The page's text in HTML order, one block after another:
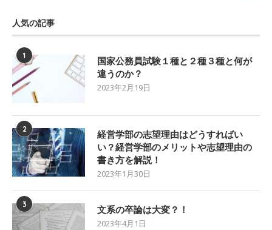
人気の記事
1
国家公務員試験１種と２種３種と何が
違うのか？
2023年2月19日
2
経営学部の志望理由はどうすればい
い？経営学部のメリットや志望理由の
書き方を解説！
2023年1月30日
3 文系の卒論は大変？！
2023年4月1日